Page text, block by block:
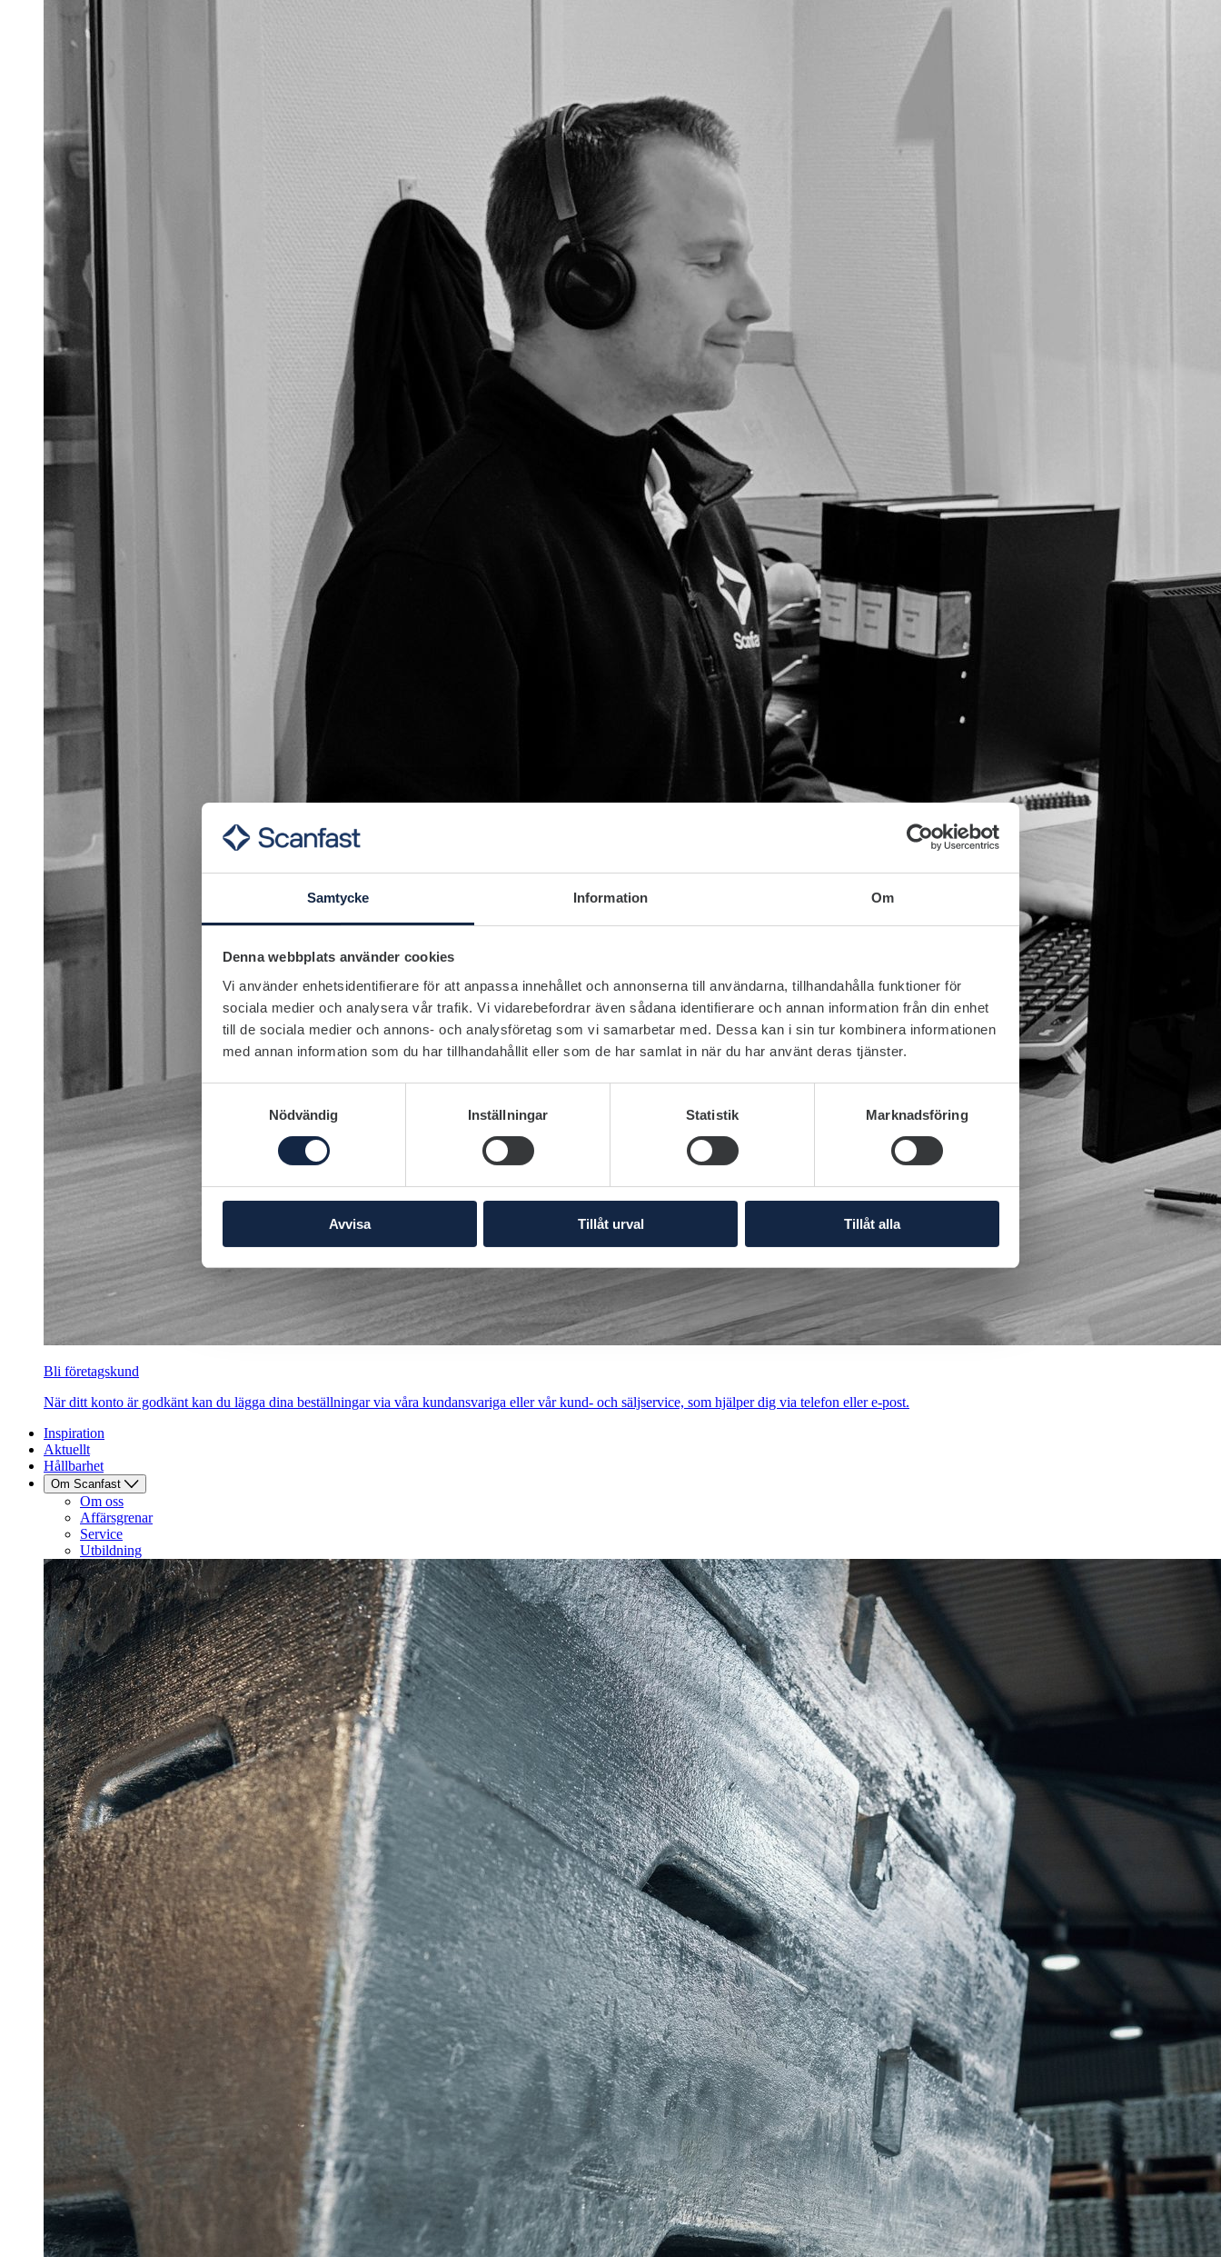
Samtycke Information Om
Denna webbplats använder cookies
Vi använder enhetsidentifierare för att anpassa innehållet och annonserna till användarna, tillhandahålla funktioner för
sociala medier och analysera vår trafik. Vi vidarebefordrar även sådana identifierare och annan information från din enhet
till de sociala medier och annons- och analysföretag som vi samarbetar med. Dessa kan i sin tur kombinera informationen
med annan information som du har tillhandahållit eller som de har samlat in när du har använt deras tjänster.
Nödvändig
Inställningar Statistik Marknadsföring
Avvisa Tillåt urval Tillåt alla
Bli företagskund
När ditt konto är godkänt kan du lägga dina beställningar via våra kundansvariga eller vår kund- och säljservice, som hjälper dig via telefon eller e-post.
Inspiration
Aktuellt
Hållbarhet
Om Scanfast
Om oss
Affärsgrenar
Service
Utbildning